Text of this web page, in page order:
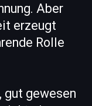
Aber
erzeugt
Rolle
gut gewesen